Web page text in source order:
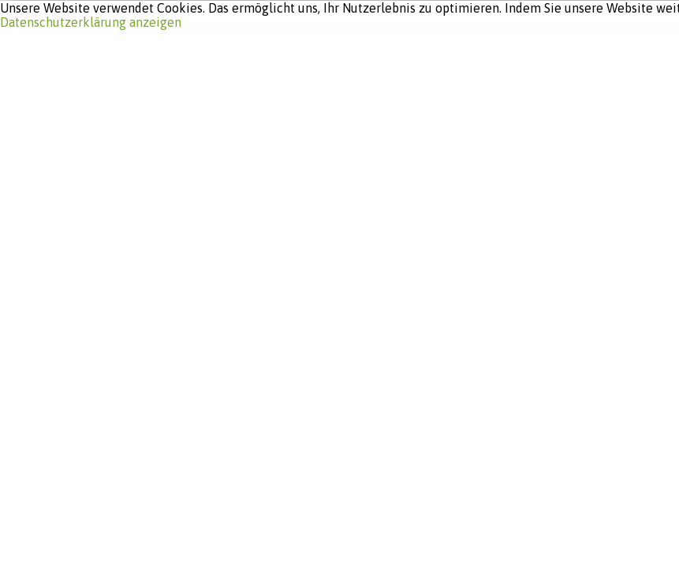
Unsere Website verwendet Cookies. Das ermöglicht uns, Ihr Nutzerlebnis zu optimieren. Indem Sie unsere Website
Datenschutzerklärung anzeigen